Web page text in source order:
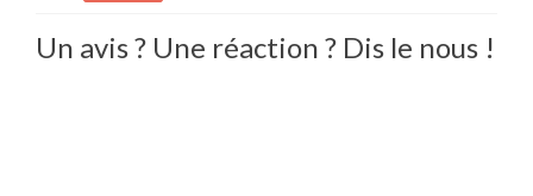
Un avis ? Une réaction ? Dis le nous !